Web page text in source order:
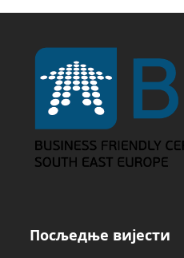
Посљедње вијести